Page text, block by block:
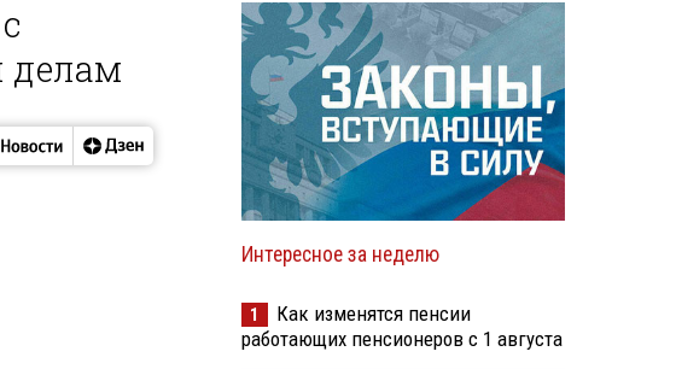
делам
Интересное за неделю
1
Как изменятся пенсии
работающих пенсионеров с 1 августа